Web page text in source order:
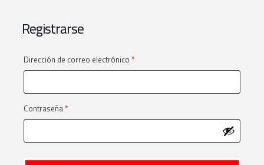
Registrarse
Dirección de correo electrónico *Obligatorio
Contraseña*Obligatorio